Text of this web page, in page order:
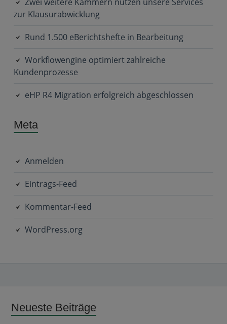
zur Klausurabwicklung
Rund 1.500 eBerichtshefte in Bearbeitung
Workflowengine optimiert zahlreiche
Kundenprozesse
eHP R4 Migration erfolgreich abgeschlossen
Meta
Anmelden
Eintrags-Feed
Kommentar-Feed
WordPress.org
Subsidiary
Neueste Beiträge